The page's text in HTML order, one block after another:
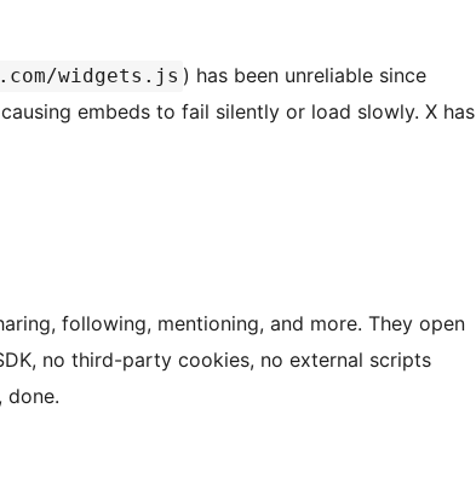
widgets.js ) has been unreliable since
embeds to fail silently or load slowly. X has
following, mentioning, and more. They open
no third-party cookies, no external scripts
done.